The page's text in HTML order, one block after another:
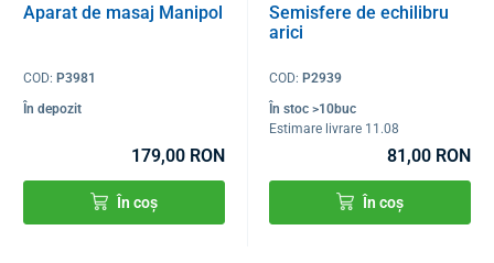
Aparat de masaj Manipol
COD: P3981
În depozit
179,00 RON
În coș
Semisfere de echilibru
arici
COD: P2939
În stoc >10buc
Estimare livrare 11.08
81,00 RON
În coș